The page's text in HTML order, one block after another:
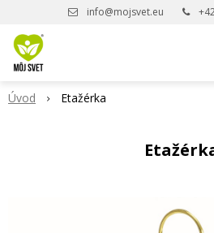
info@mojsvet.eu
Úvod Etažérka